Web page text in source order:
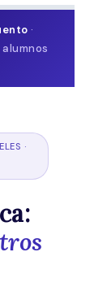
·
·